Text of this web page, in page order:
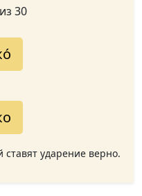
30
ударение верно.